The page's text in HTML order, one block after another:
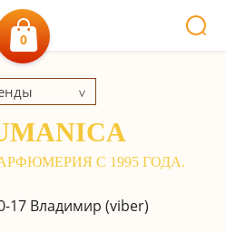
0
17Владимир (viber)
С 1995 ГОДА.